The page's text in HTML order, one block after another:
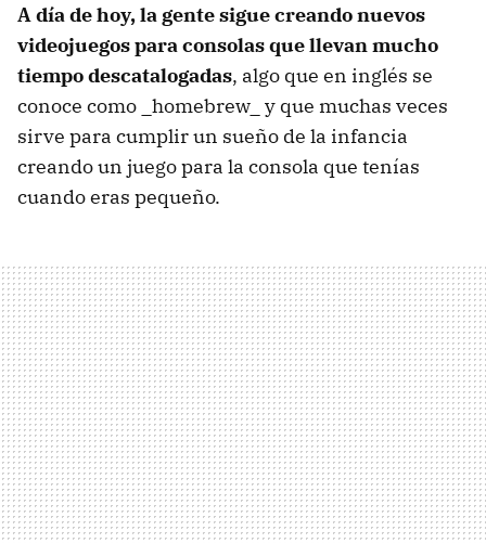
A día de hoy, la gente sigue creando nuevos
videojuegos para consolas que llevan mucho
tiempo descatalogadas, algo que en inglés se
conoce como _homebrew_ y que muchas veces
sirve para cumplir un sueño de la infancia
creando un juego para la consola que tenías
cuando eras pequeño.